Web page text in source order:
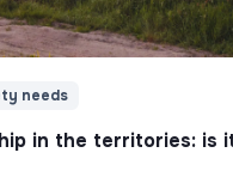
needs
in the territories: is